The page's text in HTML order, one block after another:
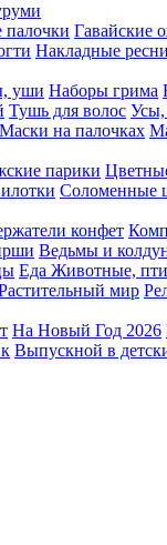
Гавайские
Накладные
уши Наборы грима
Тушь для волос Усы,
Маски на палочках
парики
Соломенные
конфет
Ведьмы и
Еда Животные,
мир
На Новый Год 2026
Выпускной в